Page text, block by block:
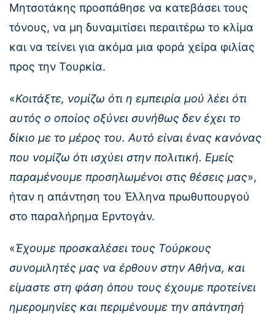
Μητσοτάκης προσπάθησε να κατεβάσει τους
τόνους, να μη δυναμιτίσει περαιτέρω το κλίμα
και να τείνει για ακόμα μια φορά χείρα φιλίας
προς την Τουρκία.
«Κοιτάξτε, νομίζω ότι η εμπειρία μού λέει ότι
αυτός ο οποίος οξύνει συνήθως δεν έχει το
δίκιο με το μέρος του. Αυτό είναι ένας κανόνας
που νομίζω ότι ισχύει στην πολιτική. Εμείς
παραμένουμε προσηλωμένοι στις θέσεις μας»,
ήταν η απάντηση του Έλληνα πρωθυπουργού
στο παραλήρημα Ερντογάν.
«Έχουμε προσκαλέσει τους Τούρκους
συνομιλητές μας να έρθουν στην Αθήνα, και
είμαστε στη φάση όπου τους έχουμε προτείνει
ημερομηνίες και περιμένουμε την απάντησή